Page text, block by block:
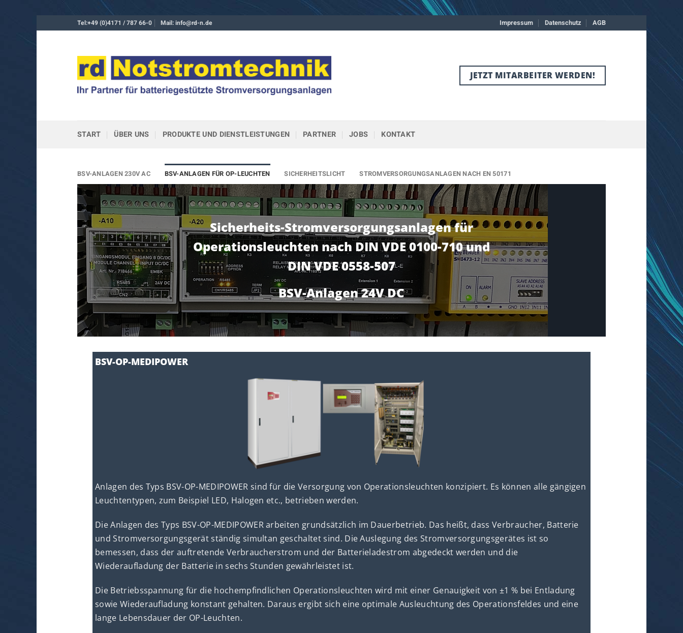
Inhalt
Tel:+49 (0)4171 / 787 66-0 Mail: info@rd-n.de Impressum Datenschutz AGB
JETZT MITARBEITER WERDEN!
START ÜBER UNS PRODUKTE UND DIENSTLEISTUNGEN PARTNER JOBS KONTAKT
BSV-ANLAGEN 230V AC BSV-ANLAGEN FÜR OP-LEUCHTEN SICHERHEITSLICHT STROMVERSORGUNGSANLAGEN NACH EN 50171
Sicherheits-Stromversorgungsanlagen für
Operationsleuchten nach DIN VDE 0100-710 und
DIN VDE 0558-507
BSV-Anlagen 24V DC
BSV-OP-MEDIPOWER
Anlagen des Typs BSV-OP-MEDIPOWER sind für die Versorgung von Operationsleuchten konzipiert. Es können alle gängigen
Leuchtentypen, zum Beispiel LED, Halogen etc., betrieben werden.
Die Anlagen des Typs BSV-OP-MEDIPOWER arbeiten grundsätzlich im Dauerbetrieb. Das heißt, dass Verbraucher, Batterie
und Stromversorgungsgerät ständig simultan geschaltet sind. Die Auslegung des Stromversorgungsgerätes ist so
bemessen, dass der auftretende Verbraucherstrom und der Batterieladestrom abgedeckt werden und die
Wiederaufladung der Batterie in sechs Stunden gewährleistet ist.
Die Betriebsspannung für die hochempfindlichen Operationsleuchten wird mit einer Genauigkeit von ±1 % bei Entladung
sowie Wiederaufladung konstant gehalten. Daraus ergibt sich eine optimale Ausleuchtung des Operationsfeldes und eine
lange Lebensdauer der OP-Leuchten.